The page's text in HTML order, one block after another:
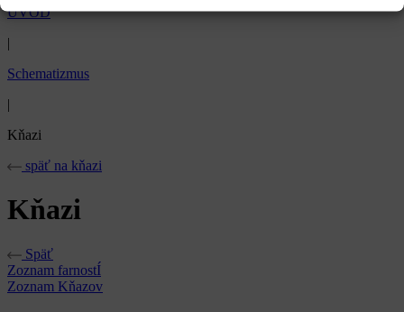
ÚVOD
|
Schematizmus
|
Kňazi
späť na kňazi
Kňazi
Späť
Zoznam farnostÍ
Zoznam Kňazov